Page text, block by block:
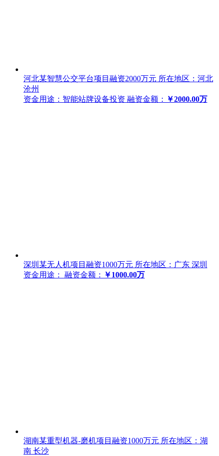
河北某智慧公交平台项目融资2000万元 所在地区：河北
沧州
资金用途：智能站牌设备投资 融资金额： ￥2000.00万
深圳某无人机项目融资1000万元 所在地区：广东 深圳
资金用途：
融资金额： ￥1000.00万
湖南某重型机器-磨机项目融资1000万元 所在地区：湖
南 长沙